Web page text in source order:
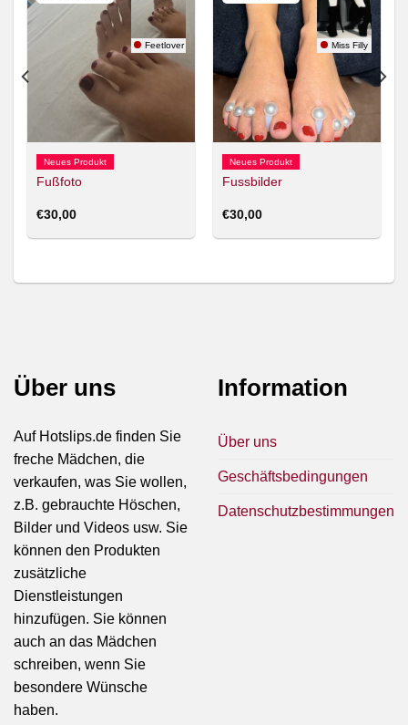
Feetlover
Neues Produkt
Fußfoto
€30,00
Miss Filly
Neues Produkt
Fussbilder
€30,00
Über uns
Auf Hotslips.de finden Sie
freche Mädchen, die
verkaufen, was Sie wollen,
z.B. gebrauchte Höschen,
Bilder und Videos usw. Sie
können den Produkten
zusätzliche
Dienstleistungen
hinzufügen. Sie können
auch an das Mädchen
schreiben, wenn Sie
besondere Wünsche
haben.
Information
Über uns
Geschäftsbedingungen
Datenschutzbestimmungen